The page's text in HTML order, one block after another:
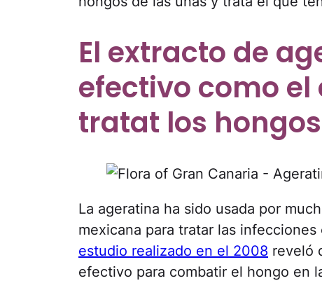
El extracto de
efectivo como
tratat los
La ageratina ha sido usada por
mexicana para tratar las
estudio realizado en el 2008 reveló
efectivo para combatir el hongo en